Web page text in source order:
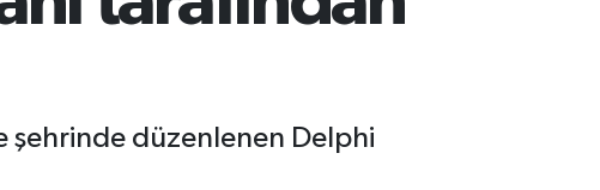
GRAM ALTIN
şehrinde düzenlenen Delphi